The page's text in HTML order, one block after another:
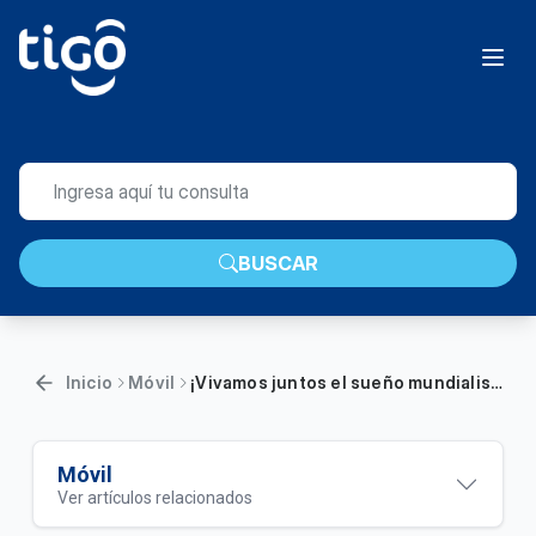
BUSCAR
Inicio Móvil ¡Vivamos juntos el sueño mundialista! | Móvil
Móvil
Ver artículos relacionados